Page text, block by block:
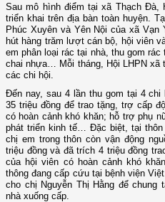
Sau mô hình điểm tại xã Thạch Đà,
triển khai trên địa bàn toàn huyện.
Phúc Xuyên và Yên Nội của xã Vạn
hút hàng trăm lượt cán bộ, hội viên
em phân loại rác tại nhà, thu gom
chai nhựa… Mỗi tháng, Hội LHPN xã
các chi hội.
Đến nay, sau 4 lần thu gom tại 4
35 triệu đồng để trao tặng, trợ cấp
có hoàn cảnh khó khăn; hỗ trợ phụ
phát triển kinh tế… Đặc biệt, tại thôn
chị em trong thôn còn vận động
triệu đồng và đã trích 4 triệu đồng
của hội viên có hoàn cảnh khó
thông đang cấp cứu tại bệnh viện
cho chị Nguyễn Thị Hằng để chung
nhà xuống cấp.